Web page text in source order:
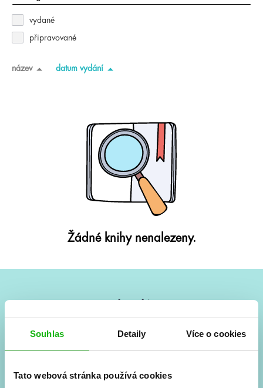
Souhlas Detaily Více o cookies
Tato webová stránka používá cookies
vydané
připravované
název datum vydání
Žádné knihy nenalezeny.
Vše kolem #youngadult každý měsíc rovnou do mailu!
a seriálové adaptace a další.